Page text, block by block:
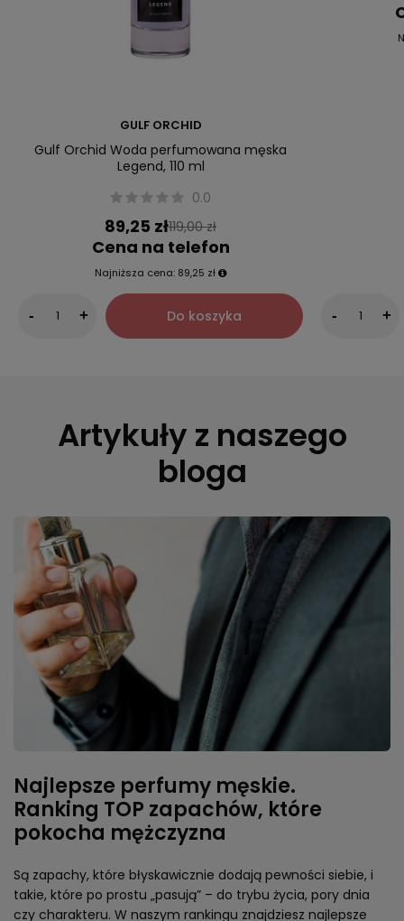
GULF ORCHID
Gulf Orchid Woda perfumowana męska
Legend, 110 ml
0.0
89,25 zł119,00 zł
Cena na telefon
Najniższa cena: 89,25 zł
- + Do koszyka - +
Artykuły z naszego
bloga
Najlepsze perfumy męskie.
Ranking TOP zapachów, które
pokocha mężczyzna
Są zapachy, które błyskawicznie dodają pewności siebie, i
takie, które po prostu „pasują” – do trybu życia, pory dnia
czy charakteru. W naszym rankingu znajdziesz najlepsze